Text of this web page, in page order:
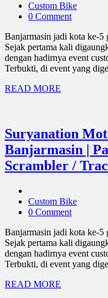
Custom Bike
0 Comment
Banjarmasin jadi kota ke-5
Sejak pertama kali
dengan hadirnya event
Terbukti, di event yang
READ MORE
Suryanation
Banjarmasin |
Scrambler /
Custom Bike
0 Comment
Banjarmasin jadi kota ke-5
Sejak pertama kali
dengan hadirnya event
Terbukti, di event yang
READ MORE